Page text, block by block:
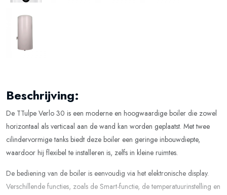
Beschrijving:
De TTulpe Verlo 30 is een moderne en hoogwaardige boiler die zowel
horizontaal als verticaal aan de wand kan worden geplaatst. Met twee
cilindervormige tanks biedt deze boiler een geringe inbouwdiepte,
waardoor hij flexibel te installeren is, zelfs in kleine ruimtes.
De bediening van de boiler is eenvoudig via het elektronische display.
Verschillende functies, zoals de Smart-functie, de temperatuurinstelling en